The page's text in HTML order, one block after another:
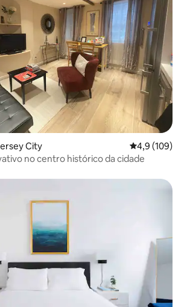
City 4,9 de uma
4,9 (109)
no centro histórico da cidade